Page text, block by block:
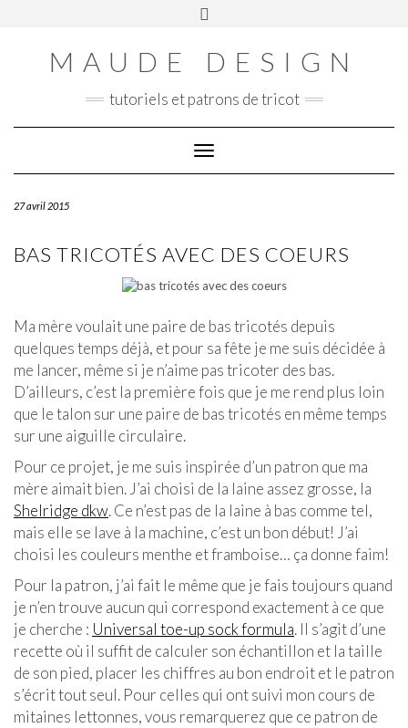
MAUDE DESIGN
tutoriels et patrons de tricot
Toggle Navigation
27 avril 2015
BAS TRICOTÉS AVEC DES COEURS
Ma mère voulait une paire de bas tricotés depuis
quelques temps déjà, et pour sa fête je me suis décidée à
me lancer, même si je n’aime pas tricoter des bas.
D’ailleurs, c’est la première fois que je me rend plus loin
que le talon sur une paire de bas tricotés en même temps
sur une aiguille circulaire.
Pour ce projet, je me suis inspirée d’un patron que ma
mère aimait bien. J’ai choisi de la laine assez grosse, la
Shelridge dkw. Ce n’est pas de la laine à bas comme tel,
mais elle se lave à la machine, c’est un bon début! J’ai
choisi les couleurs menthe et framboise… ça donne faim!
Pour la patron, j’ai fait le même que je fais toujours quand
je n’en trouve aucun qui correspond exactement à ce que
je cherche : Universal toe-up sock formula. Il s’agit d’une
recette où il suffit de calculer son échantillon et la taille
de son pied, placer les chiffres au bon endroit et le patron
s’écrit tout seul. Pour celles qui ont suivi mon cours de
mitaines lettonnes, vous remarquerez que ce patron de